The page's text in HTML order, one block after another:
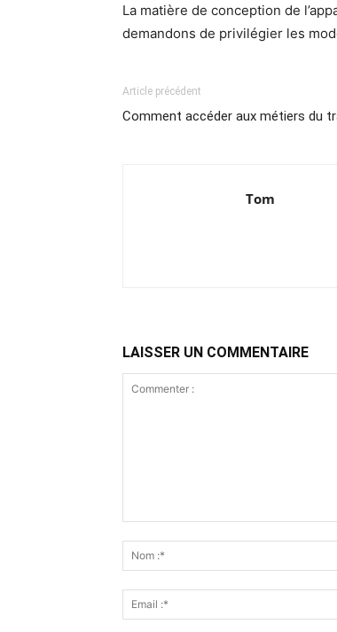
La matière de conception de
demandons de privilégier les
Article précédent
Comment accéder aux métiers du
Tom
LAISSER UN COMMENTAIRE